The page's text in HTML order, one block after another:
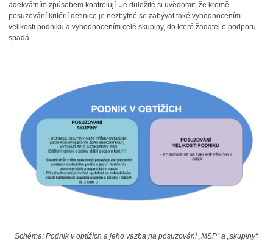
adekvátním způsobem kontrolují. Je důležité si uvědomit, že kromě
posuzování kritérií definice je nezbytné se zabývat také vyhodnocením
velikosti podniku a vyhodnocením celé skupiny, do které žadatel o podporu
spadá.
Schéma: Podnik v obtížích a jeho vazba na posuzování „MSP“ a „skupiny“